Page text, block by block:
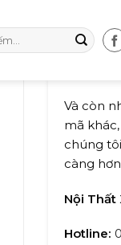
Và còn
mã
chúng
càng
Nội Thất
Hotline: